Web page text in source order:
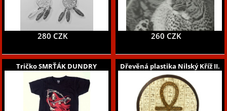
280 CZK 260 CZK
Tričko SMRŤÁK DUNDRY Dřevěná plastika Nilský Kříž II.